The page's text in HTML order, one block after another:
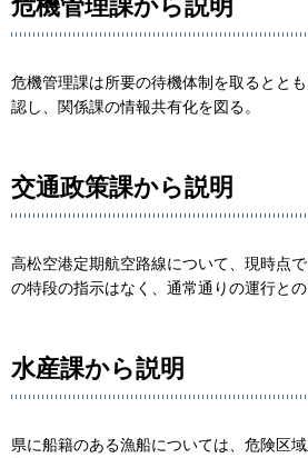
危機管理課から説明
危機管理課は所要の待機体制を取るとと
認し、関係課の情報共有化を図る。
交通政策課から説明
高松空港定期航空路線について、現時点
の特段の指示はなく、通常通りの運行との
水産課から説明
県に船籍のある漁船については、危険区